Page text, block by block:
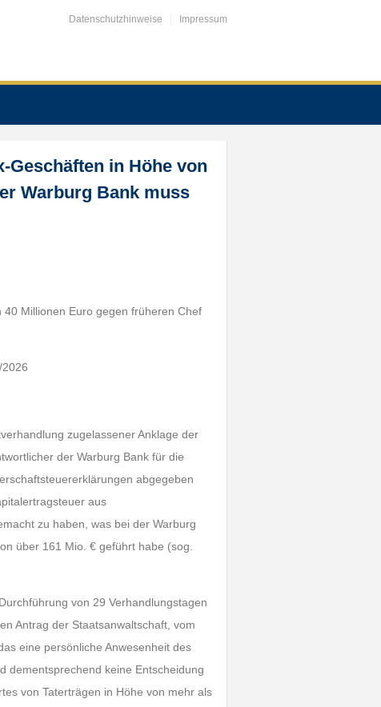
Datenschutzhinweise Impressum
Geschäften in Höhe von
Warburg Bank muss
Millionen Euro gegen früheren Chef
zugelassener Anklage der
der Warburg Bank für die
abgegeben
aus
zu haben, was bei der Warburg
über 161 Mio. € geführt habe (sog.
von 29 Verhandlungstagen
Antrag der Staatsanwaltschaft, vom
eine persönliche Anwesenheit des
dementsprechend keine Entscheidung
von Taterträgen in Höhe von mehr als